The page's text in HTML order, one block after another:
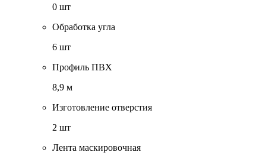
0 шт
Обработка угла
6 шт
Профиль ПВХ
8,9 м
Изготовление отверстия
2 шт
Лента маскировочная